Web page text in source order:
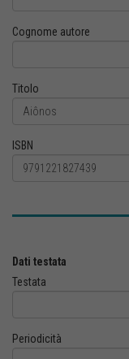
Cognome autore
Titolo
ISBN
Dati testata
Testata
Periodicità